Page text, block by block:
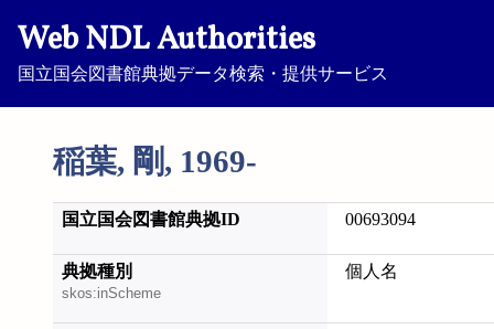
Web NDL Authorities
国立国会図書館典拠データ検索・提供サービス
稲葉, 剛, 1969-
国立国会図書館典拠ID 00693094
典拠種別
skos:inScheme
個人名